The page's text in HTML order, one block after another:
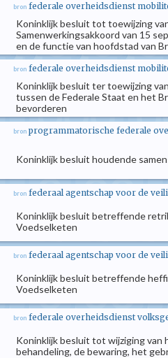
bron federale overheidsdienst
Koninklijk besluit tot toewijzing
Samenwerkingsakkoord van 15
en de functie van hoofdstad van
bron federale overheidsdienst
Koninklijk besluit ter toewijzing
tussen de Federale Staat en het
bevorderen
bron programmatorische federale
Koninklijk besluit houdende
bron federaal agentschap voor de
Koninklijk besluit betreffende
Voedselketen
bron federaal agentschap voor de
Koninklijk besluit betreffende
Voedselketen
bron federale overheidsdienst
Koninklijk besluit tot wijziging van
behandeling, de bewaring, het